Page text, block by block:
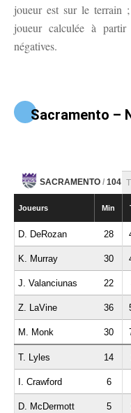
joueur est sur le
joueur calculée à
négatives.
Sacramento –
SACRAMENTO / 104
Joueurs Min
D. DeRozan 28
K. Murray 30
J. Valanciunas 22
Z. LaVine 36
M. Monk 30
T. Lyles 14
I. Crawford 6
D. McDermott 5